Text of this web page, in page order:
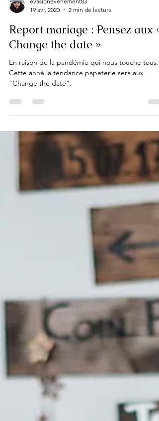
19 avr. 2020
2 min de lecture
Report mariage : Pensez aux «
Change the date »
En raison de la pandémie qui nous touche tous.
"Change the date".